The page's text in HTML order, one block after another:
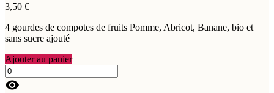
3,50 €
4 gourdes de compotes de fruits Pomme, Abricot, Banane, bio et
sans sucre ajouté
Ajouter au panier
visibility